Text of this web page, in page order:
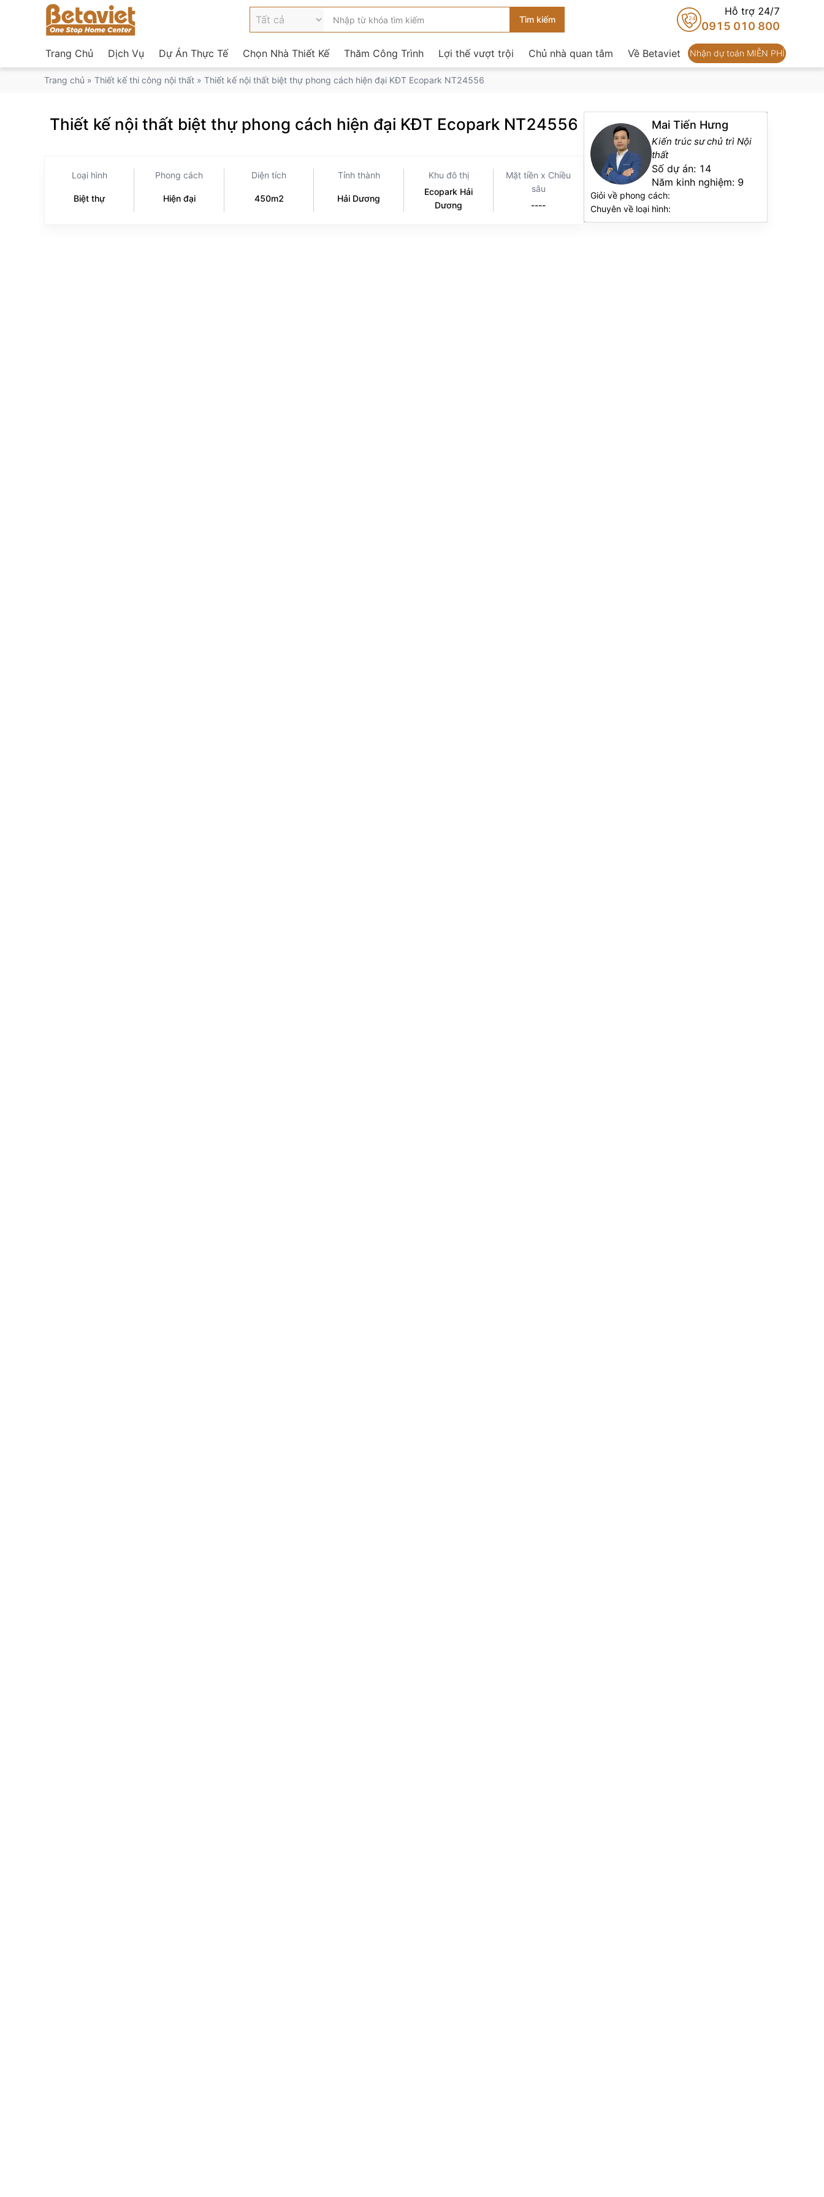
24
Hỗ trợ 24/7
0915 010 800
Trang Chủ Dịch Vụ Dự Án Thực Tế Chọn Nhà Thiết Kế Thăm Công Trình Lợi thế vượt trội Chủ nhà quan tâm Về Betaviet Nhận dự toán MIỄN PHÍ
Trang chủ » Thiết kế thi công nội thất » Thiết kế nội thất biệt thự phong cách hiện đại KĐT Ecopark NT24556
Thiết kế nội thất biệt thự phong cách hiện đại KĐT Ecopark NT24556
Loại hình
Biệt thự
Phong cách
Hiện đại
Diện tích
450m2
Tỉnh thành
Hải Dương
Khu đô thị
Ecopark Hải
Dương
Mặt tiền x Chiều
sâu
----
Mai Tiến Hưng
Kiến trúc sư chủ trì Nội
thất
Số dự án: 14
Năm kinh nghiệm: 9
Giỏi về phong cách:
Chuyên về loại hình: